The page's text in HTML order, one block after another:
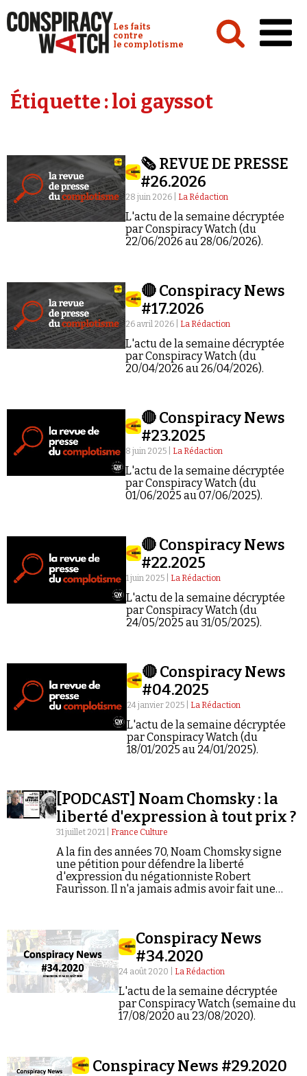
Conspiracy Watch :
Les faits
contre
le complotisme
Analyses
Vidéos
Émissions
Revues de presse
Newsletter
Se connecter
Étiquette :loi gayssot
🗞️ REVUE DE PRESSE
#26.2026
28 juin 2026 | La Rédaction
L'actu de la semaine décryptée
par Conspiracy Watch (du
22/06/2026 au 28/06/2026).
🔴 Conspiracy News
#17.2026
26 avril 2026 | La Rédaction
L'actu de la semaine décryptée
par Conspiracy Watch (du
20/04/2026 au 26/04/2026).
🔴 Conspiracy News
#23.2025
8 juin 2025 | La Rédaction
L'actu de la semaine décryptée
par Conspiracy Watch (du
01/06/2025 au 07/06/2025).
🔴 Conspiracy News
#22.2025
1 juin 2025 | La Rédaction
L'actu de la semaine décryptée
par Conspiracy Watch (du
24/05/2025 au 31/05/2025).
🔴 Conspiracy News
#04.2025
24 janvier 2025 | La Rédaction
L'actu de la semaine décryptée
par Conspiracy Watch (du
18/01/2025 au 24/01/2025).
[PODCAST] Noam Chomsky : la
liberté d'expression à tout prix ?
31 juillet 2021 | France Culture
A la fin des années 70, Noam Chomsky signe
une pétition pour défendre la liberté
d'expression du négationniste Robert
Faurisson. Il n'a jamais admis avoir fait une
Conspiracy News
#34.2020
24 août 2020 | La Rédaction
L'actu de la semaine décryptée
par Conspiracy Watch (semaine du
17/08/2020 au 23/08/2020).
Conspiracy News #29.2020